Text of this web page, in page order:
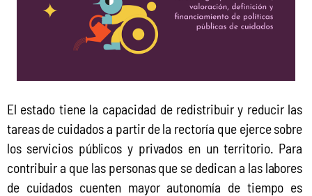
El estado tiene la capacidad de redistribuir y reducir las
tareas de cuidados a partir de la rectoría que ejerce sobre
los servicios públicos y privados en un territorio. Para
contribuir a que las personas que se dedican a las labores
de cuidados cuenten mayor autonomía de tiempo es